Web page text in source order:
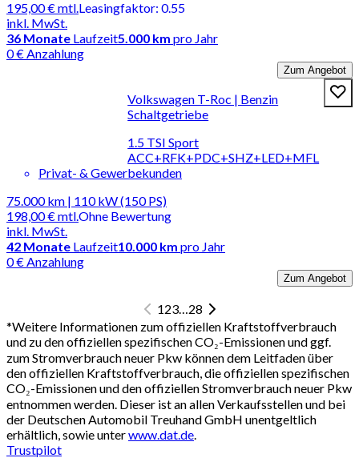
195,00 €mtl.
inkl. MwSt.
Leasingfaktor: 0.55
36 Monate Laufzeit5.000 km pro Jahr
0 € Anzahlung
Zum Angebot
Volkswagen T-Roc | Benzin
Schaltgetriebe
1.5 TSI Sport
ACC+RFK+PDC+SHZ+LED+MFL
Privat- & Gewerbekunden
75.000 km | 110 kW (150 PS)
198,00 €mtl.
inkl. MwSt.
Ohne Bewertung
42 Monate Laufzeit10.000 km pro Jahr
0 € Anzahlung
Zum Angebot
123…28
*Weitere Informationen zum offiziellen Kraftstoffverbrauch
und zu den offiziellen spezifischen CO₂-Emissionen und ggf.
zum Stromverbrauch neuer Pkw können dem Leitfaden über
den offiziellen Kraftstoffverbrauch, die offiziellen spezifischen
CO₂-Emissionen und den offiziellen Stromverbrauch neuer Pkw
entnommen werden. Dieser ist an allen Verkaufsstellen und bei
der Deutschen Automobil Treuhand GmbH unentgeltlich
erhältlich, sowie unterwww.dat.de
Trustpilot